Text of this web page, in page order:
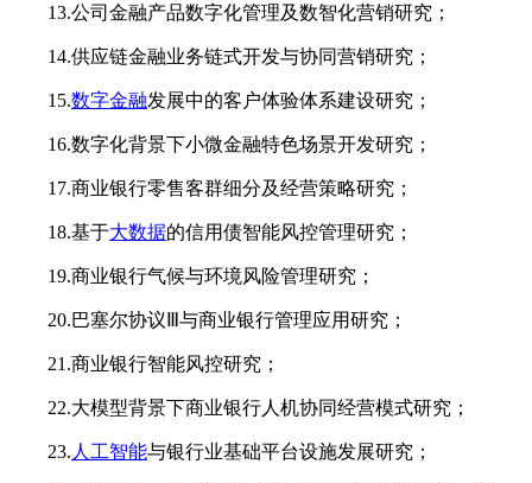
13.公司金融产品数字化管理及数智化营销研究；
14.供应链金融业务链式开发与协同营销研究；
15.数字金融发展中的客户体验体系建设研究；
16.数字化背景下小微金融特色场景开发研究；
17.商业银行零售客群细分及经营策略研究；
18.基于大数据的信用债智能风控管理研究；
19.商业银行气候与环境风险管理研究；
20.巴塞尔协议Ⅲ与商业银行管理应用研究；
21.商业银行智能风控研究；
22.大模型背景下商业银行人机协同经营模式研究；
23. 人工智能与银行业基础平台设施发展研究；